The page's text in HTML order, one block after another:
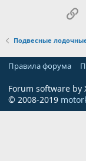
Подвесные
Правила форума
Forum software by
© 2008-2019